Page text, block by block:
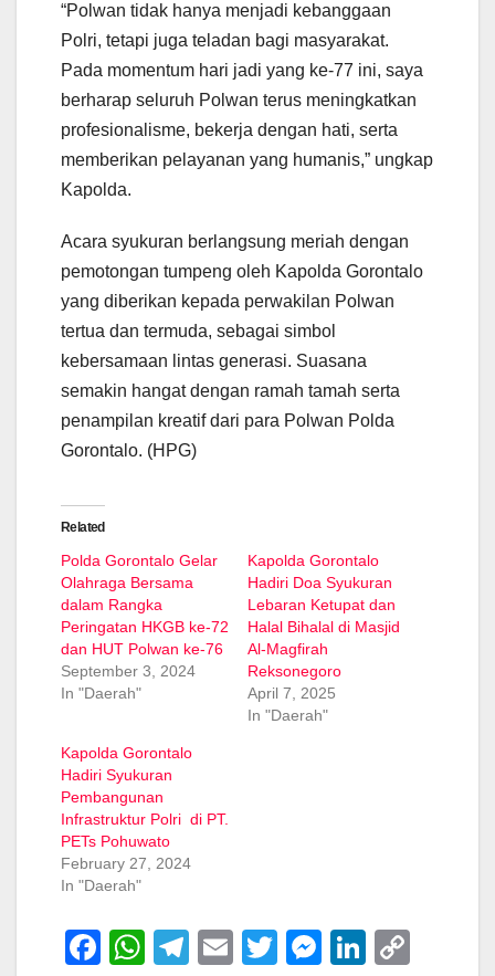
“Polwan tidak hanya menjadi kebanggaan
Polri, tetapi juga teladan bagi masyarakat.
Pada momentum hari jadi yang ke-77 ini, saya
berharap seluruh Polwan terus meningkatkan
profesionalisme, bekerja dengan hati, serta
memberikan pelayanan yang humanis,” ungkap
Kapolda.
Acara syukuran berlangsung meriah dengan
pemotongan tumpeng oleh Kapolda Gorontalo
yang diberikan kepada perwakilan Polwan
tertua dan termuda, sebagai simbol
kebersamaan lintas generasi. Suasana
semakin hangat dengan ramah tamah serta
penampilan kreatif dari para Polwan Polda
Gorontalo. (HPG)
Related
Polda Gorontalo Gelar
Olahraga Bersama
dalam Rangka
Peringatan HKGB ke-72
dan HUT Polwan ke-76
September 3, 2024
In "Daerah"
Kapolda Gorontalo
Hadiri Doa Syukuran
Lebaran Ketupat dan
Halal Bihalal di Masjid
Al-Magfirah
Reksonegoro
April 7, 2025
In "Daerah"
Kapolda Gorontalo
Hadiri Syukuran
Pembangunan
Infrastruktur Polri di PT.
PETs Pohuwato
February 27, 2024
In "Daerah"
F
W
T
E
T
M
Li